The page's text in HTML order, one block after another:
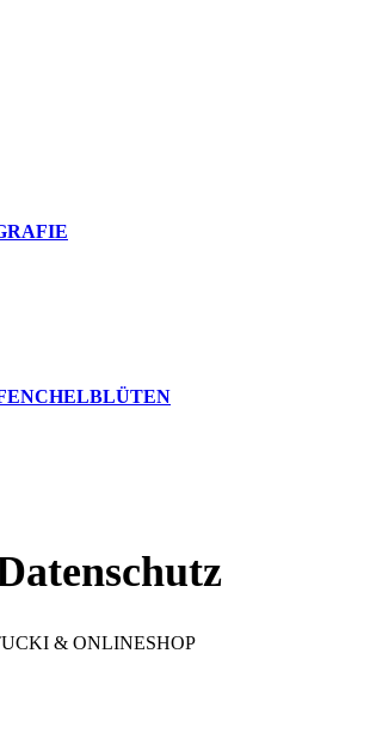
& ONLINESHOP